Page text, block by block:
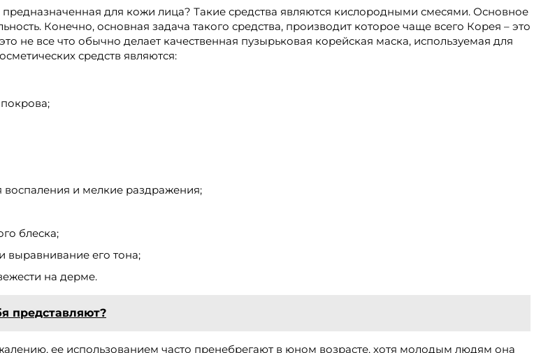
для кожи лица? Такие средства являются кислородными смесями. Основное
Конечно, основная задача такого средства, производит которое чаще всего Корея – это
не все что обычно делает качественная пузырьковая корейская маска, используемая для
средств являются:
и мелкие раздражения;
блеска;
его тона;
на дерме.
представляют?
ее использованием часто пренебрегают в юном возрасте, хотя молодым людям она